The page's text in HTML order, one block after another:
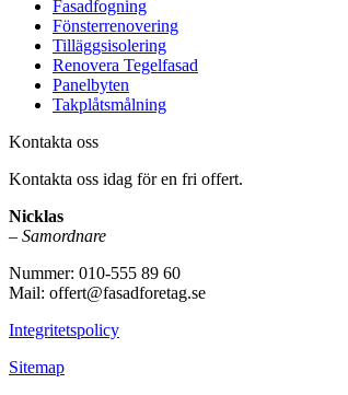
Fasadfogning
Fönsterrenovering
Tilläggsisolering
Renovera Tegelfasad
Panelbyten
Takplåtsmålning
Kontakta oss
Kontakta oss idag för en fri offert.
Nicklas
– Samordnare
Nummer: 010-555 89 60
Mail: offert@fasadforetag.se
Integritetspolicy
Sitemap